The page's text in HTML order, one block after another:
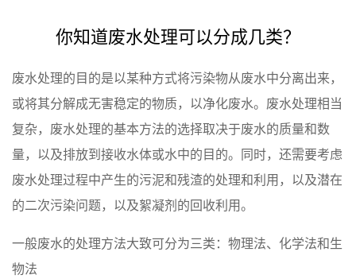
你知道废水处理可以分成几类？
废水处理的目的是以某种方式将污染物从废水中分离出来，
或将其分解成无害稳定的物质，以净化废水。废水处理相当
复杂，废水处理的基本方法的选择取决于废水的质量和数
量，以及排放到接收水体或水中的目的。同时，还需要考虑
废水处理过程中产生的污泥和残渣的处理和利用，以及潜在
的二次污染问题，以及絮凝剂的回收利用。
一般废水的处理方法大致可分为三类：物理法、化学法和生
物法